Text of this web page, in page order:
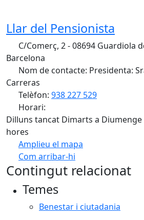
Llar del Pensionista
C/Comerç, 2 - 08694 Guardiola
Barcelona
Nom de contacte: Presidenta:
Carreras
Telèfon: 938 227 529
Horari:
Dilluns tancat Dimarts a Diumenge
hores
Amplieu el mapa
Com arribar-hi
+
Contingut relacionat
Temes
Benestar i ciutadania